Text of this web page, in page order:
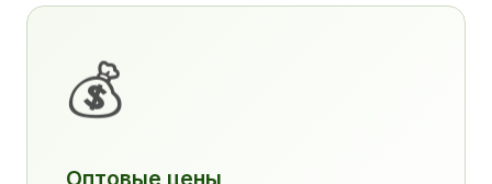
💰
Оптовые цены